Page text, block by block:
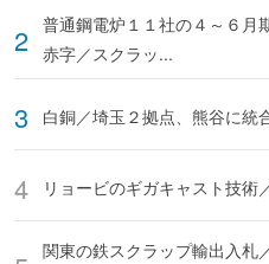
普通鋼電炉１１社の４～６月
赤字／スクラッ...
白銅／埼玉２拠点、熊谷に統
リョービのギガキャスト技術
関東の鉄スクラップ輸出入札